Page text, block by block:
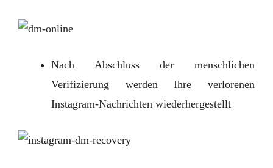
Nach Abschluss der menschlichen
Verifizierung werden Ihre verlorenen
Instagram-Nachrichten wiederhergestellt